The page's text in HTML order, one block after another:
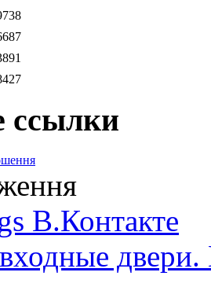
ссылки
В.Контакте
двери.